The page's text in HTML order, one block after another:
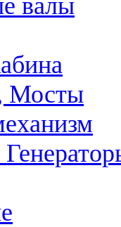
валы
Мосты